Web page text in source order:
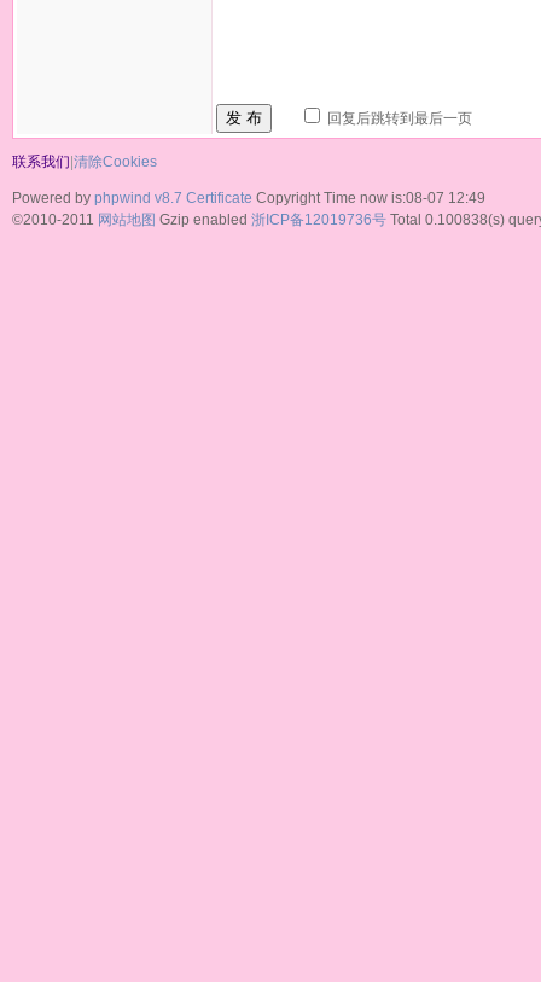
发 布 回复后跳转到最后一页
联系我们|清除Cookies
Powered by phpwind v8.7 Certificate Copyright Time now is:08-07 12:49
©2010-2011 网站地图 Gzip enabled 浙ICP备12019736号 Total 0.100838(s)